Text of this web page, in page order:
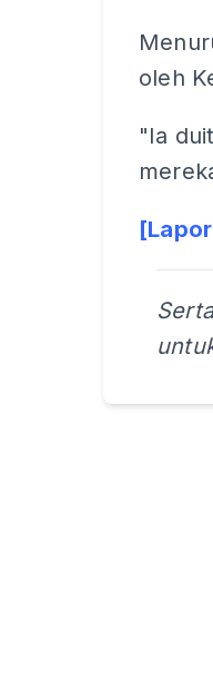
oleh
"Ia